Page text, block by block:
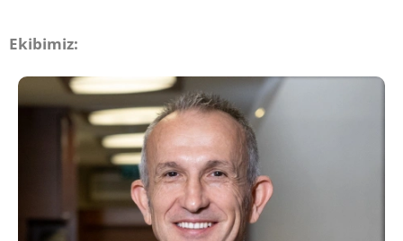
Ekibimiz: